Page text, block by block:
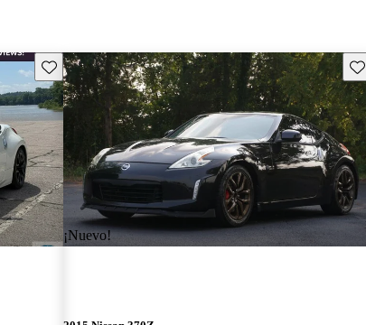
Guarda este Aviso
¡Nuevo!